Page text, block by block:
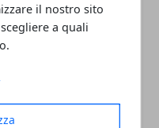
il nostro sito
a quali
ritorno e